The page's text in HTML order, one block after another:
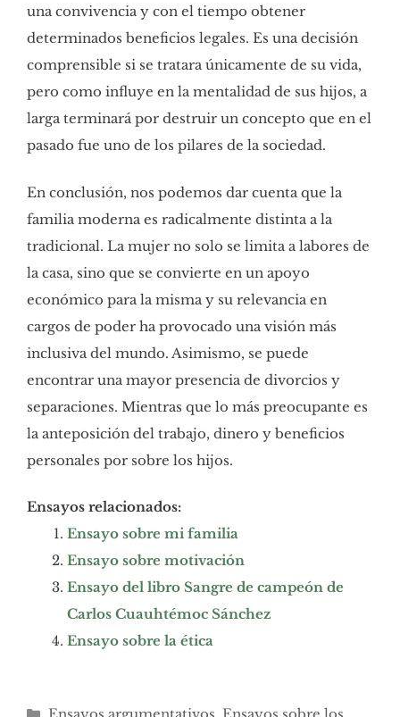
una convivencia y con el tiempo obtener
determinados beneficios legales. Es una decisión
comprensible si se tratara únicamente de su vida,
pero como influye en la mentalidad de sus hijos, a
larga terminará por destruir un concepto que en el
pasado fue uno de los pilares de la sociedad.
En conclusión, nos podemos dar cuenta que la
familia moderna es radicalmente distinta a la
tradicional. La mujer no solo se limita a labores de
la casa, sino que se convierte en un apoyo
económico para la misma y su relevancia en
cargos de poder ha provocado una visión más
inclusiva del mundo. Asimismo, se puede
encontrar una mayor presencia de divorcios y
separaciones. Mientras que lo más preocupante es
la anteposición del trabajo, dinero y beneficios
personales por sobre los hijos.
Ensayos relacionados:
Ensayo sobre mi familia
Ensayo sobre motivación
Ensayo del libro Sangre de campeón de
Carlos Cuauhtémoc Sánchez
Ensayo sobre la ética
Categorías
Ensayos argumentativos Ensayos sobre los